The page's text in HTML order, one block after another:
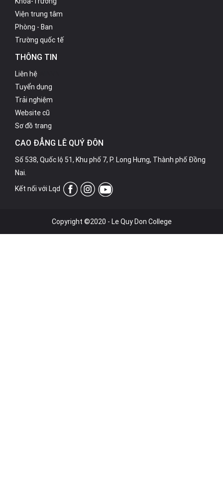
Viện trung tâm
Phòng - Ban
Trường quốc tế
THÔNG TIN
Liên hệ
Tuyển dụng
Trải nghiệm
Website cũ
Sơ đồ trang
CAO ĐẲNG LÊ QUÝ ĐÔN
Số 538, Quốc lộ 51, Khu phố 7, P. Long Hưng, Thành phố Đồng
Nai.
Kết nối với Lqd
Copyright ©2020 - Le Quy Don College